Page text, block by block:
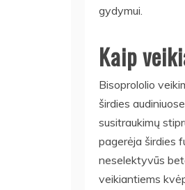
gydymui.
Kaip
Bisoprololio
širdies
susitraukimų
pagerėja širdies
neselektyvūs
veikiantiems